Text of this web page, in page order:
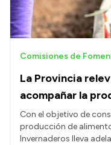
La Provincia
acompañar la
Comisiones de
Con el objetivo de
producción de
Invernaderos lleva